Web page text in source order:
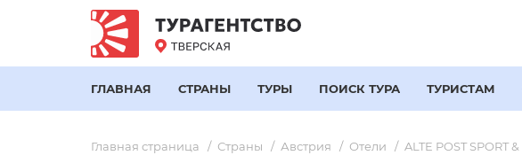
ГЛАВНАЯ СТРАНЫ ТУРЫ ПОИСК ТУРА ТУРИСТАМ
Главная страница Страны Австрия Отели ALTE POST SPORT &